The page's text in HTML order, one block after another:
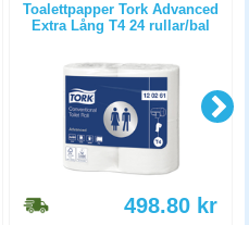
Toalettpapper Tork Advanced
Extra Lång T4 24 rullar/bal
498.80 kr